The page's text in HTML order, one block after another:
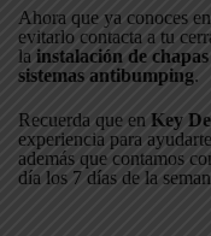
Ahora que ya conoces
evitarlo contacta a tu
la instalación de chapas
sistemas antibumping.
Recuerda que en Key
experiencia para
además que contamos
día los 7 días de la